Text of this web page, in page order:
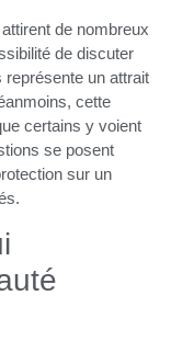
de nombreux
de discuter
un attrait
cette
certains y voient
se posent
sur un